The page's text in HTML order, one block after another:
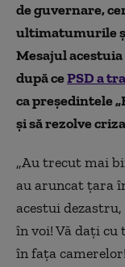
de guvernare,
ultimatumurile și
Mesajul acestuia
după cePSD a
ca președintele
și să rezolve
„Au trecut mai
au aruncat țara
acestui
în voi! Vă dați cu
în fața